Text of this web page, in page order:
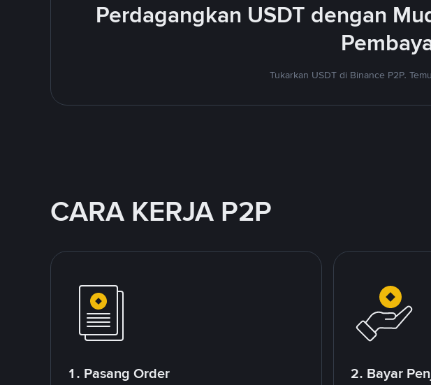
Perdagangkan USDT dengan
Tukarkan USDT di Binance P2P.
CARA KERJA P2P
1. Pasang Order 2. Bayar